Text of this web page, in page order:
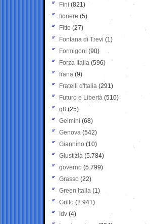
Fini (821)
fioriere (5)
Fitto (27)
Fontana di Trevi (1)
Formigoni (90)
Forza Italia (596)
frana (9)
Fratelli d'Italia (291)
Futuro e Libertà (510)
g8 (25)
Gelmini (68)
Genova (542)
Giannino (10)
Giustizia (5.784)
governo (5.799)
Grasso (22)
Green Italia (1)
Grillo (2.941)
Idv (4)